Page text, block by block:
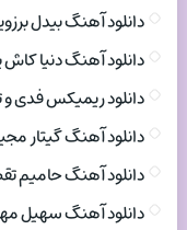
دانلود آهنگ بیدل
دانلود آهنگ دنیا
دانلود ریمیکس فدی و
دانلود آهنگ گیتار
دانلود آهنگ حامیم
دانلود آهنگ سهیل